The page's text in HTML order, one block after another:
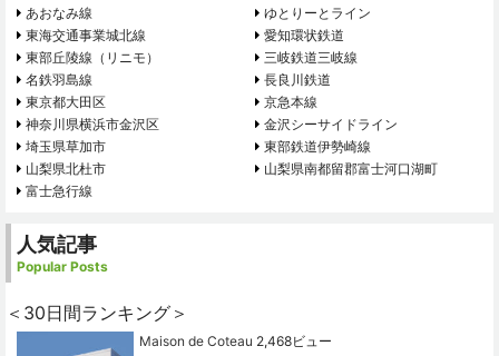
あおなみ線
ゆとりーとライン
東海交通事業城北線
愛知環状鉄道
東部丘陵線（リニモ）
三岐鉄道三岐線
名鉄羽島線
長良川鉄道
東京都大田区
京急本線
神奈川県横浜市金沢区
金沢シーサイドライン
埼玉県草加市
東部鉄道伊勢崎線
山梨県北杜市
山梨県南都留郡富士河口湖町
富士急行線
人気記事
Popular Posts
＜30日間ランキング＞
Maison de Coteau 2,468ビュー